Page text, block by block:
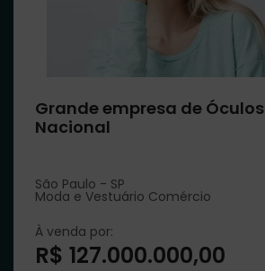
Grande empresa de Óculos
Nacional
São Paulo - SP
Moda e Vestuário Comércio
À venda por:
R$ 127.000.000,00